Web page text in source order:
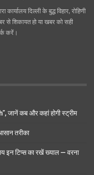
दिल्ली के बुद्ध विहार, रोहिणी
से शिकायत हो या खबर को सही
करें।
जानें कब और कहां होगी स्ट्रीम
तरीका
टिप्स का रखें ख्याल — वरना